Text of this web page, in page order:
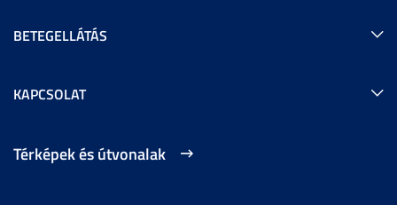
BETEGELLÁTÁS
KAPCSOLAT
Térképek és útvonalak